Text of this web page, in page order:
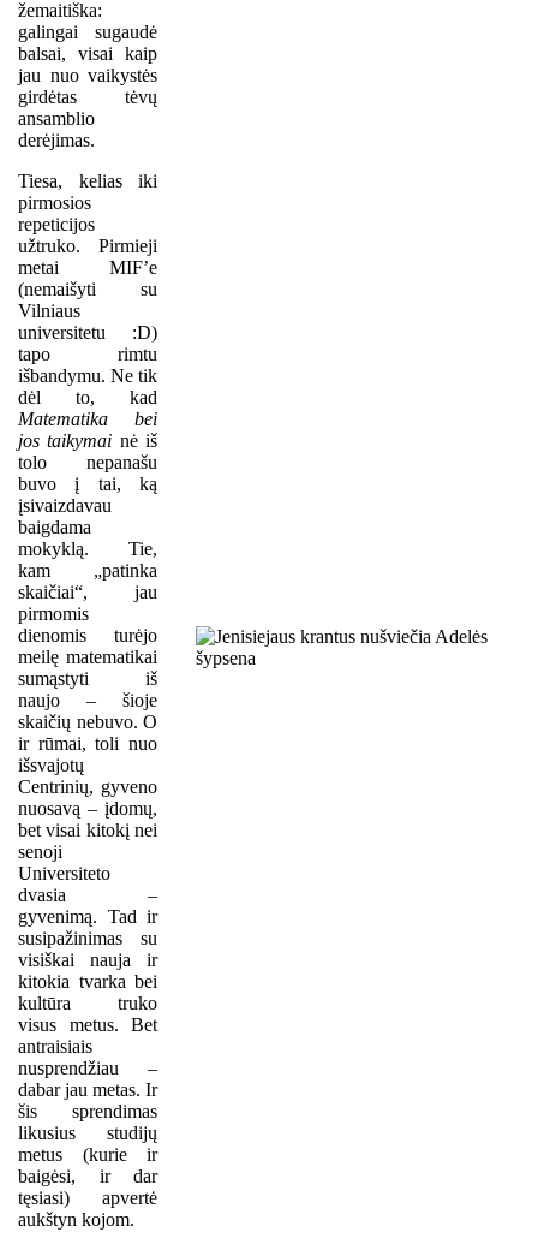
žemaitiška:
galingai sugaudė
balsai, visai kaip
jau nuo vaikystės
girdėtas tėvų
ansamblio
derėjimas.
Tiesa, kelias iki
pirmosios
repeticijos
užtruko. Pirmieji
metai MIF’e
(nemaišyti su
Vilniaus
universitetu :D)
tapo rimtu
išbandymu. Ne tik
dėl to, kad
Matematika bei
jos taikymai nė iš
tolo nepanašu
buvo į tai, ką
įsivaizdavau
baigdama
mokyklą. Tie,
kam „patinka
skaičiai“, jau
pirmomis
dienomis turėjo
meilę matematikai
sumąstyti iš
naujo – šioje
skaičių nebuvo. O
ir rūmai, toli nuo
išsvajotų
Centrinių, gyveno
nuosavą – įdomų,
bet visai kitokį nei
senoji
Universiteto
dvasia –
gyvenimą. Tad ir
susipažinimas su
visiškai nauja ir
kitokia tvarka bei
kultūra truko
visus metus. Bet
antraisiais
nusprendžiau –
dabar jau metas. Ir
šis sprendimas
likusius studijų
metus (kurie ir
baigėsi, ir dar
tęsiasi) apvertė
aukštyn kojom.